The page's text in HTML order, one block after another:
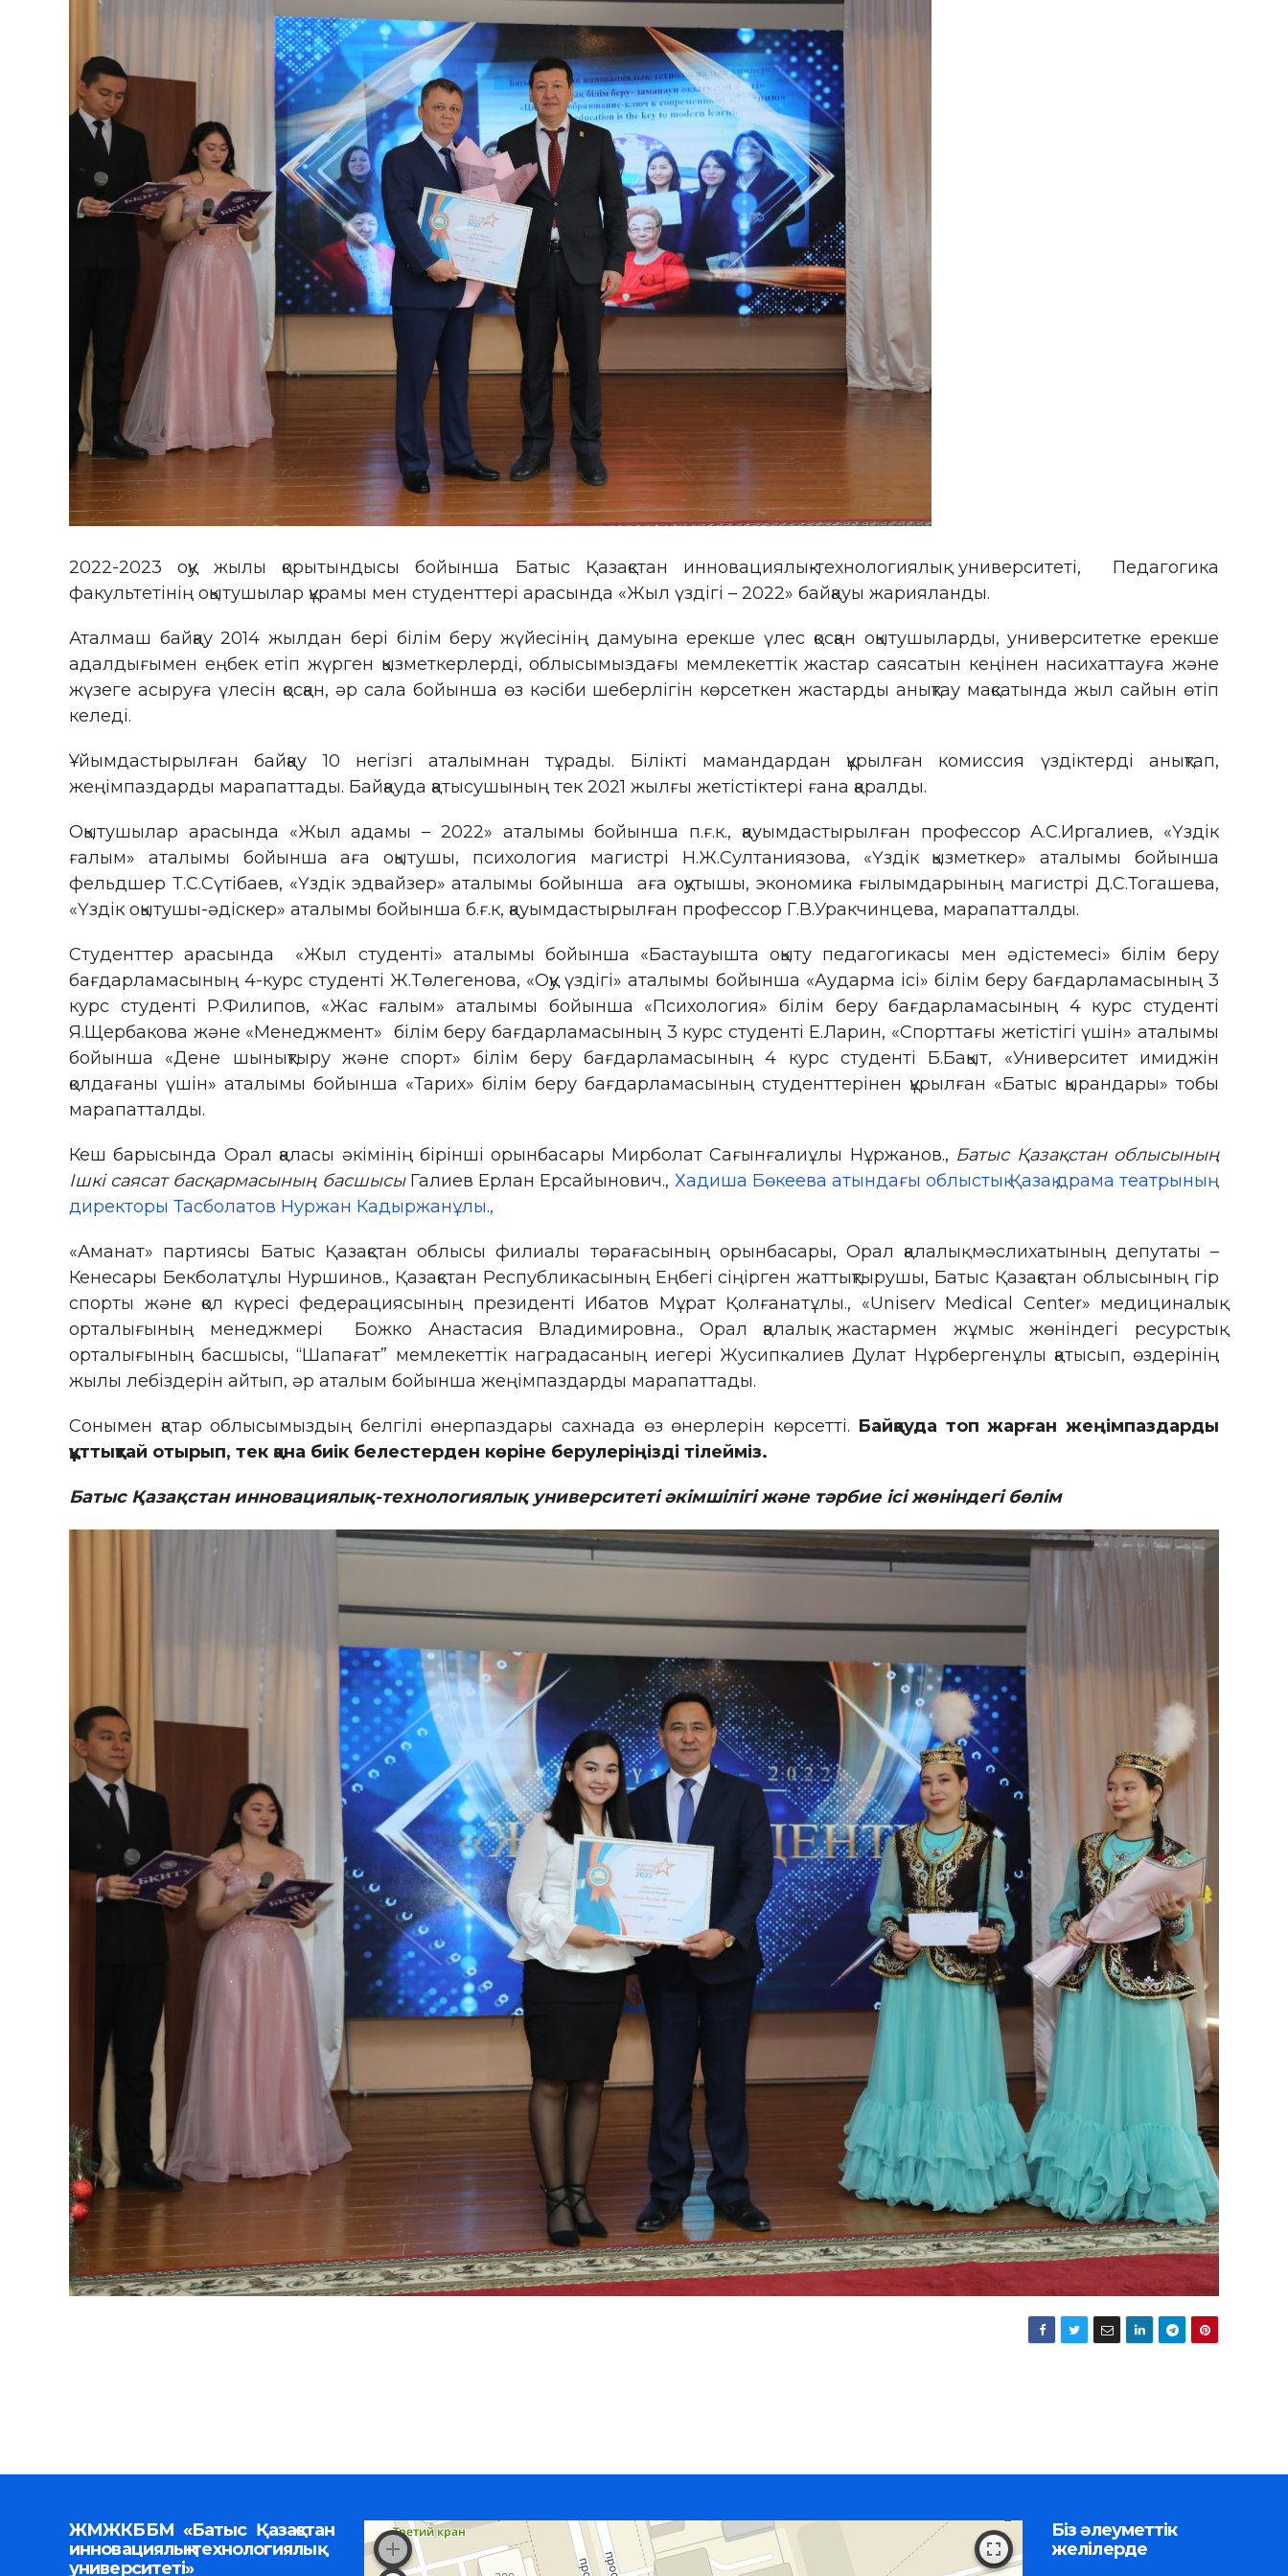
2022-2023 оқу жылы қорытындысы бойынша Батыс Қазақстан инновациялық-технологиялық университеті, Педагогика
факультетінің оқытушылар құрамы мен студенттері арасында «Жыл үздігі – 2022» байқауы жарияланды.
Аталмаш байқау 2014 жылдан бері білім беру жүйесінің дамуына ерекше үлес қосқан оқытушыларды, университетке ерекше
адалдығымен еңбек етіп жүрген қызметкерлерді, облысымыздағы мемлекеттік жастар саясатын кеңінен насихаттауға және
жүзеге асыруға үлесін қосқан, әр сала бойынша өз кәсіби шеберлігін көрсеткен жастарды анықтау мақсатында жыл сайын өтіп
келеді.
Ұйымдастырылған байқау 10 негізгі аталымнан тұрады. Білікті мамандардан құрылған комиссия үздіктерді анықтап,
жеңімпаздарды марапаттады. Байқауда қатысушының тек 2021 жылғы жетістіктері ғана қаралды.
Оқытушылар арасында «Жыл адамы – 2022» аталымы бойынша п.ғ.к., қауымдастырылған профессор А.С.Иргалиев, «Үздік
ғалым» аталымы бойынша аға оқытушы, психология магистрі Н.Ж.Султаниязова, «Үздік қызметкер» аталымы бойынша
фельдшер Т.С.Сүтібаев, «Үздік эдвайзер» аталымы бойынша аға оқутышы, экономика ғылымдарының магистрі Д.С.Тогашева,
«Үздік оқытушы-әдіскер» аталымы бойынша б.ғ.к, қауымдастырылған профессор Г.В.Уракчинцева, марапатталды.
Студенттер арасында «Жыл студенті» аталымы бойынша «Бастауышта оқыту педагогикасы мен әдістемесі» білім беру
бағдарламасының 4-курс студенті Ж.Төлегенова, «Оқу үздігі» аталымы бойынша «Аударма ісі» білім беру бағдарламасының 3
курс студенті Р.Филипов, «Жас ғалым» аталымы бойынша «Психология» білім беру бағдарламасының 4 курс студенті
Я.Щербакова және «Менеджмент» білім беру бағдарламасының 3 курс студенті Е.Ларин, «Спорттағы жетістігі үшін» аталымы
бойынша «Дене шынықтыру және спорт» білім беру бағдарламасының 4 курс студенті Б.Бақыт, «Университет имиджін
қолдағаны үшін» аталымы бойынша «Тарих» білім беру бағдарламасының студенттерінен құрылған «Батыс қырандары» тобы
марапатталды.
Кеш барысында Орал қаласы әкімінің бірінші орынбасары Мирболат Сағынғалиұлы Нұржанов., Батыс Қазақстан облысының
Ішкі саясат басқармасының басшысыГалиев Ерлан Ерсайынович., Хадиша Бөкеева атындағы облыстық Қазақ драма театрының
директоры Тасболатов Нуржан Кадыржанұлы.,
«Аманат» партиясы Батыс Қазақстан облысы филиалы төрағасының орынбасары, Орал қалалық мәслихатының депутаты –
Кенесары Бекболатұлы Нуршинов., Қазақстан Республикасының Еңбегі сіңірген жаттықтырушы, Батыс Қазақстан облысының гір
спорты және қол күресі федерациясының президенті Ибатов Мұрат Қолғанатұлы., «Uniserv Medical Center» медициналық
орталығының менеджмері Божко Анастасия Владимировна., Орал қалалық жастармен жұмыс жөніндегі ресурстық
орталығының басшысы, “Шапағат” мемлекеттік наградасаның иегері Жусипкалиев Дулат Нұрбергенұлы қатысып, өздерінің
жылы лебіздерін айтып, әр аталым бойынша жеңімпаздарды марапаттады.
Сонымен қатар облысымыздың белгілі өнерпаздары сахнада өз өнерлерін көрсетті. Байқауда топ жарған жеңімпаздарды
құттықтай отырып, тек қана биік белестерден көріне берулеріңізді тілейміз.
Батыс Қазақстан инновациялық-технологиялық университеті әкімшілігі және тәрбие ісі жөніндегі бөлім
ЖМЖКББМ «Батыс Қазақстан
инновациялық-технологиялық
университеті»
Біз әлеуметтік
желілерде